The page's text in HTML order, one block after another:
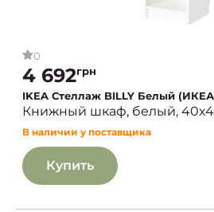
0
4 692грн
IKEA Стеллаж BILLY Белый
Книжный шкаф, белый,
В наличии у поставщика
Купить